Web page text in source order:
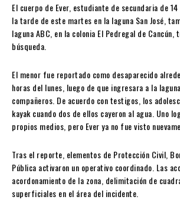
El cuerpo de Ever, estudiante de secundaria de
la tarde de este martes en la laguna San José,
laguna ABC, en la colonia El Pedregal de
búsqueda.
El menor fue reportado como desaparecido
horas del lunes, luego de que ingresara a la
compañeros. De acuerdo con testigos, los
kayak cuando dos de ellos cayeron al agua. Uno
propios medios, pero Ever ya no fue visto
Tras el reporte, elementos de Protección Civil,
Pública activaron un operativo coordinado. Las
acordonamiento de la zona, delimitación de
superficiales en el área del incidente.